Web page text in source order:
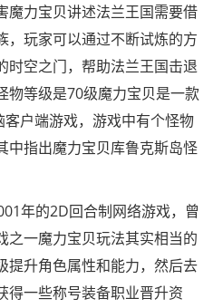
魔力宝贝讲述法兰王国需要借
，玩家可以通过不断试炼的方
时空之门，帮助法兰王国击退
物等级是70级魔力宝贝是一款
户端游戏，游戏中有个怪物
中指出魔力宝贝库鲁克斯岛怪
年的2D回合制网络游戏，曾
之一魔力宝贝玩法其实相当的
提升角色属性和能力，然后去
得一些称号装备职业晋升资